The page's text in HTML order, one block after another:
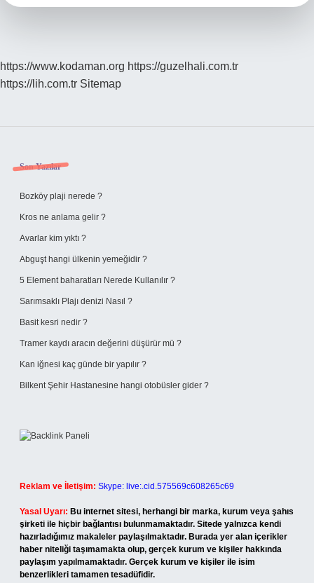
https://www.kodaman.org https://guzelhali.com.tr
https://lih.com.tr Sitemap
Sidebar
Son Yazılar
Bozköy plaji nerede ?
Kros ne anlama gelir ?
Avarlar kim yıktı ?
Abguşt hangi ülkenin yemeğidir ?
5 Element baharatları Nerede Kullanılır ?
Sarımsaklı Plajı denizi Nasıl ?
Basit kesri nedir ?
Tramer kaydı aracın değerini düşürür mü ?
Kan iğnesi kaç günde bir yapılır ?
Bilkent Şehir Hastanesine hangi otobüsler gider ?
Reklam ve İletişim: Skype: live:.cid.575569c608265c69
Yasal Uyarı: Bu internet sitesi, herhangi bir marka, kurum veya şahıs
şirketi ile hiçbir bağlantısı bulunmamaktadır. Sitede yalnızca kendi
hazırladığımız makaleler paylaşılmaktadır. Burada yer alan içerikler
haber niteliği taşımamakta olup, gerçek kurum ve kişiler hakkında
paylaşım yapılmamaktadır. Gerçek kurum ve kişiler ile isim
benzerlikleri tamamen tesadüfidir.